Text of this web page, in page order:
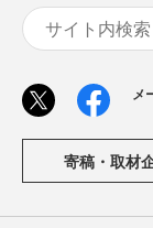
メ
寄稿・取材